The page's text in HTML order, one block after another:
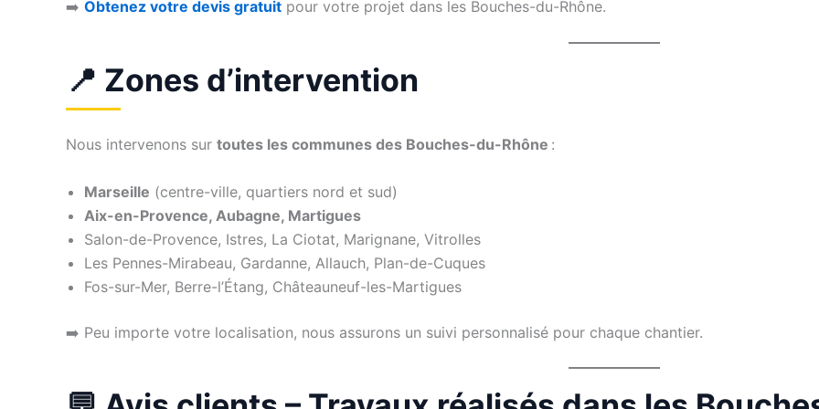
➡️ Obtenez votre devis gratuit pour votre projet dans les Bouches-du-Rhône.
📍 Zones d’intervention
Nous intervenons sur toutes les communes des Bouches-du-Rhône :
Marseille (centre-ville, quartiers nord et sud)
Aix-en-Provence, Aubagne, Martigues
Salon-de-Provence, Istres, La Ciotat, Marignane, Vitrolles
Les Pennes-Mirabeau, Gardanne, Allauch, Plan-de-Cuques
Fos-sur-Mer, Berre-l’Étang, Châteauneuf-les-Martigues
➡️ Peu importe votre localisation, nous assurons un suivi personnalisé pour chaque chantier.